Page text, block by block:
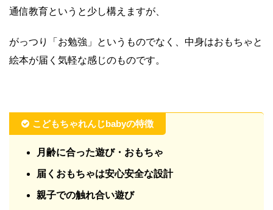
通信教育というと少し構えますが、
がっつり「お勉強」というものでなく、中身はおもちゃと
絵本が届く気軽な感じのものです。
こどもちゃれんじbabyの特徴
月齢に合った遊び・おもちゃ
届くおもちゃは安心安全な設計
親子での触れ合い遊び